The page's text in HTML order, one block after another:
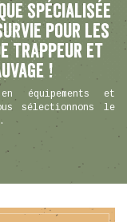
spécialisée
pour les
trappeur et
!
équipements et
sélectionnons le